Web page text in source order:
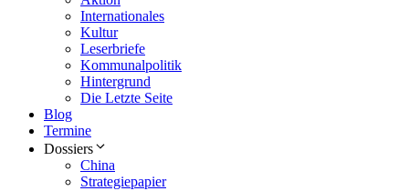
Internationales
Kultur
Leserbriefe
Kommunalpolitik
Hintergrund
Die Letzte Seite
Blog
Termine
Dossiers
China
Strategiepapier